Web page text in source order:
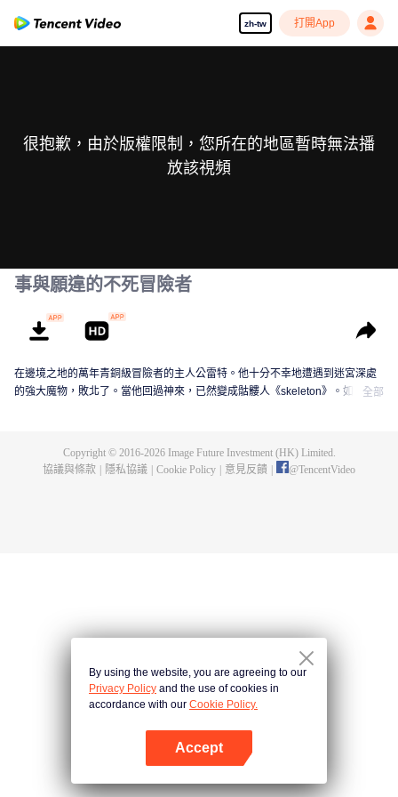
zh-tw 打開App
很抱歉，由於版權限制，您所在的地區暫時無法播
放該視頻
事與願違的不死冒險者
在邊境之地的萬年青銅級冒險者的主人公雷特。他十分不幸地遭遇到迷宮深處
的強大魔物，敗北了。當他回過神來，已然變成骷髏人《skeleton》。如此一全部
Copyright © 2016-2026Image Future Investment (HK) Limited.
協議與條款
隱私協議 Cookie Policy 意見反饋 @TencentVideo
By using the website, you are agreeing to our
Privacy Policy and the use of cookies in
accordance with our Cookie Policy.
Accept